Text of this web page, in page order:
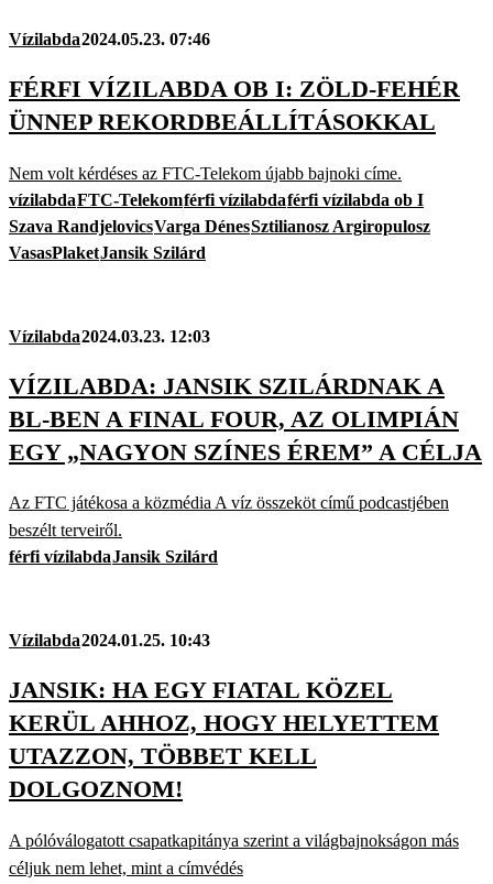
Vízilabda2024.05.23. 07:46
FÉRFI VÍZILABDA OB I: ZÖLD-FEHÉR
ÜNNEP REKORDBEÁLLÍTÁSOKKAL
Nem volt kérdéses az FTC-Telekom újabb bajnoki címe.
vízilabdaFTC-Telekomférfi vízilabdaférfi vízilabda ob I
Szava RandjelovicsVarga DénesSztilianosz Argiropulosz
VasasPlaketJansik Szilárd
Vízilabda2024.03.23. 12:03
VÍZILABDA: JANSIK SZILÁRDNAK A
BL-BEN A FINAL FOUR, AZ OLIMPIÁN
EGY „NAGYON SZÍNES ÉREM” A CÉLJA
Az FTC játékosa a közmédia A víz összeköt című podcastjében
beszélt terveiről.
férfi vízilabdaJansik Szilárd
Vízilabda2024.01.25. 10:43
JANSIK: HA EGY FIATAL KÖZEL
KERÜL AHHOZ, HOGY HELYETTEM
UTAZZON, TÖBBET KELL
DOLGOZNOM!
A pólóválogatott csapatkapitánya szerint a világbajnokságon más
céljuk nem lehet, mint a címvédés